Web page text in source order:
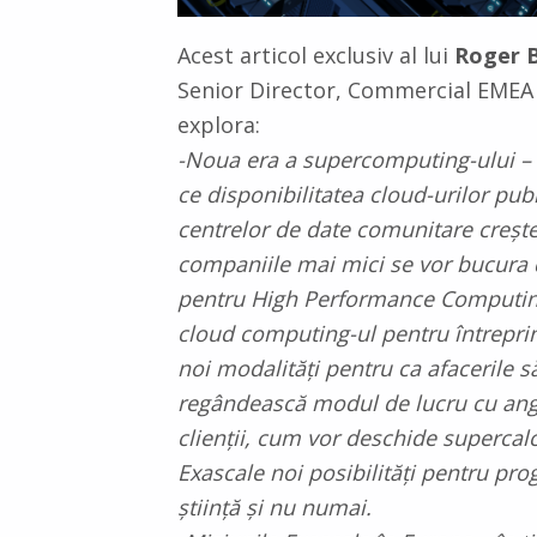
Acest articol exclusiv al lui Roger
Senior Director, Commercial
explora:
-Noua era a supercomputing-ului
ce disponibilitatea cloud-urilor
centrelor de date comunitare
companiile mai mici se vor bucura
pentru High Performance
cloud computing-ul pentru
noi modalități pentru ca afacerile
regândească modul de lucru cu
clienții, cum vor deschide
Exascale noi posibilități pentru
știință și nu numai.